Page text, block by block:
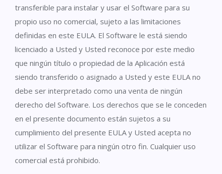
transferible para instalar y usar el Software para su
propio uso no comercial, sujeto a las limitaciones
definidas en este EULA. El Software le está siendo
licenciado a Usted y Usted reconoce por este medio
que ningún título o propiedad de la Aplicación está
siendo transferido o asignado a Usted y este EULA no
debe ser interpretado como una venta de ningún
derecho del Software. Los derechos que se le conceden
en el presente documento están sujetos a su
cumplimiento del presente EULA y Usted acepta no
utilizar el Software para ningún otro fin. Cualquier uso
comercial está prohibido.